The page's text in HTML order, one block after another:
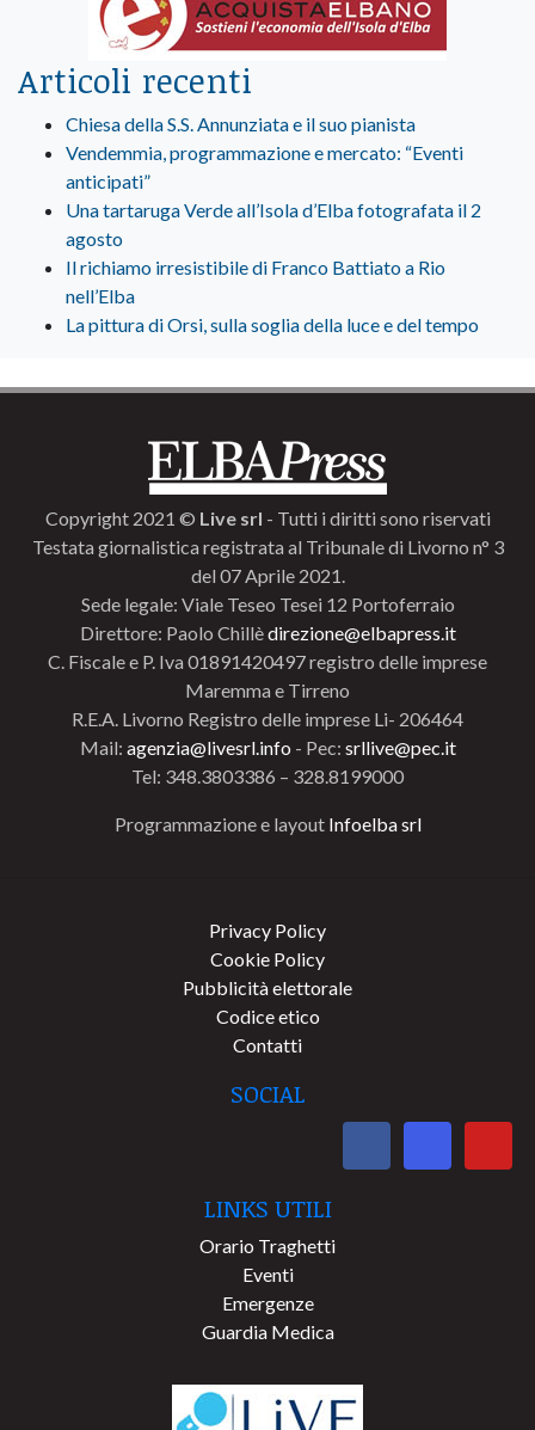
Articoli recenti
Chiesa della S.S. Annunziata e il suo pianista
Vendemmia, programmazione e mercato: “Eventi
anticipati”
Una tartaruga Verde all’Isola d’Elba fotografata il 2
agosto
Il richiamo irresistibile di Franco Battiato a Rio
nell’Elba
La pittura di Orsi, sulla soglia della luce e del tempo
Copyright 2021 © Live srl - Tutti i diritti sono riservati
Testata giornalistica registrata al Tribunale di Livorno n° 3
del 07 Aprile 2021.
Sede legale: Viale Teseo Tesei 12 Portoferraio
Direttore: Paolo Chillèdirezione@elbapress.it
C. Fiscale e P. Iva 01891420497 registro delle imprese
Maremma e Tirreno
R.E.A. Livorno Registro delle imprese Li- 206464
Mail: agenzia@livesrl.info - Pec: srllive@pec.it
Tel: 348.3803386 – 328.8199000
Programmazione e layout Infoelba srl
Privacy Policy
Cookie Policy
Pubblicità elettorale
Codice etico
Contatti
SOCIAL
LINKS UTILI
Orario Traghetti
Eventi
Emergenze
Guardia Medica